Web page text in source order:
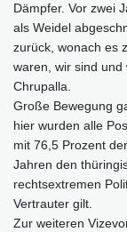
Dämpfer. Vor zwei
als Weidel
zurück, wonach es
waren, wir sind
Chrupalla.
Große Bewegung
hier wurden alle
mit 76,5 Prozent
Jahren den
rechtsextremen
Vertrauter gilt.
Zur weiteren